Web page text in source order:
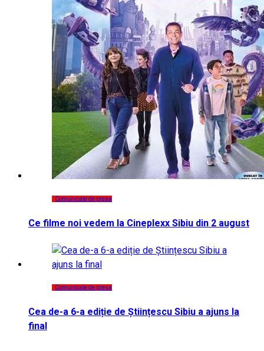
Comunicate de presa
Ce filme noi vedem la Cineplexx Sibiu din 2 august
Comunicate de presa
Cea de-a 6-a ediție de Științescu Sibiu a ajuns la
final